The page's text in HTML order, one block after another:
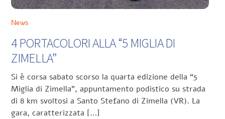
News
4 PORTACOLORI ALLA “5 MIGLIA DI
ZIMELLA”
Si è corsa sabato scorso la quarta edizione della “5
Miglia di Zimella”, appuntamento podistico su strada
di 8 km svoltosi a Santo Stefano di Zimella (VR). La
gara, caratterizzata […]